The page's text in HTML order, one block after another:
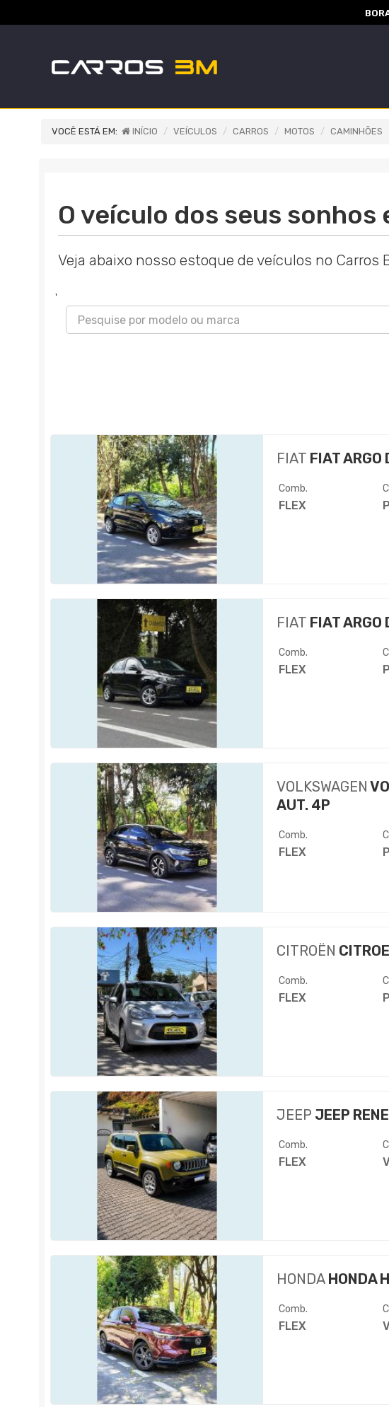
VOCÊ ESTÁ EM: INÍCIO VEÍCULOS CARROS MOTOS CAMINHÕES
O veículo dos seus sonhos
Veja abaixo nosso estoque de veículos no Carros
'
FIAT FIAT ARGO
Comb.
FLEX
FIAT FIAT ARGO
Comb.
FLEX
VOLKSWAGEN
AUT. 4P
Comb.
FLEX
CITROËN
Comb.
FLEX
JEEP JEEP
Comb.
FLEX
HONDAHONDA
Comb.
FLEX